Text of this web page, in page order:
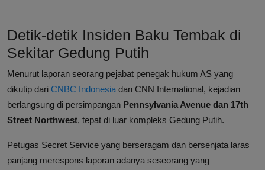
Detik-detik Insiden Baku Tembak di
Sekitar Gedung Putih
Menurut laporan seorang pejabat penegak hukum AS yang
dikutip dari CNBC Indonesia dan CNN International, kejadian
berlangsung di persimpangan Pennsylvania Avenue dan 17th
Street Northwest, tepat di luar kompleks Gedung Putih.
Petugas Secret Service yang berseragam dan bersenjata laras
panjang merespons laporan adanya seseorang yang